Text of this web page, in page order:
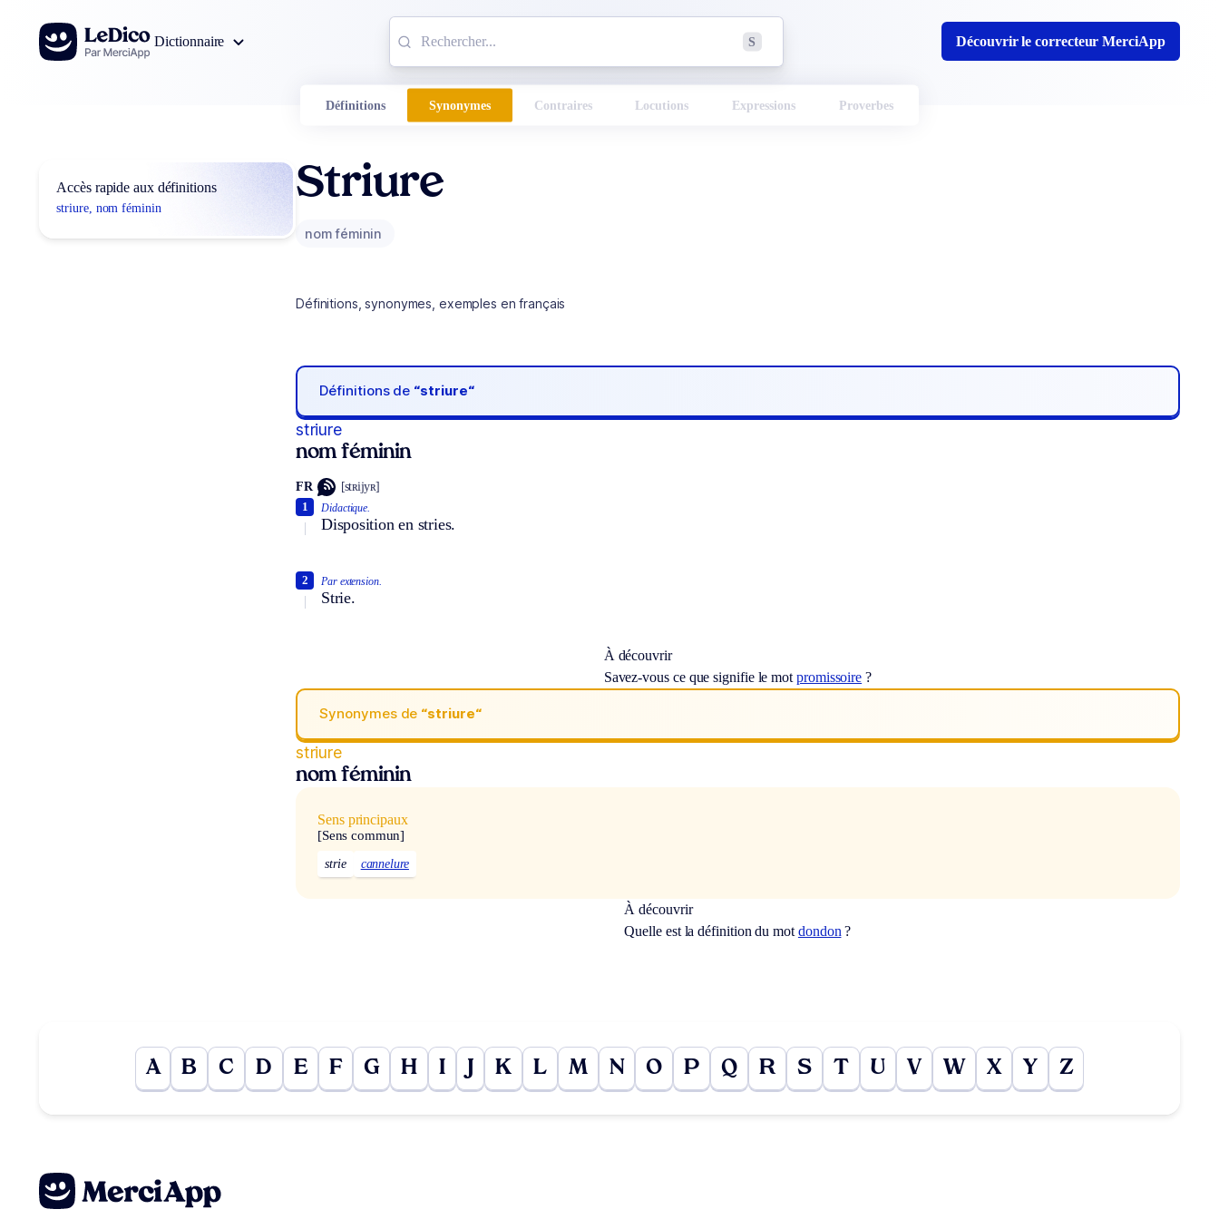
Aller au contenu
Dictionnaire
S Découvrir le correcteur MerciApp
Définitions Synonymes Contraires Locutions Expressions Proverbes
Accès rapide aux définitions
striure, nom féminin
Striure
nom féminin
Définitions, synonymes, exemples en français
Définitions de “striure“
striure
nom féminin
FR [stʀijyʀ]
Didactique.
Disposition en stries.
1
Par extension.
Strie.
2
À découvrir
Savez-vous ce que signifie le motpromissoire ?
Synonymes de “striure“
striure
nom féminin
Sens principaux
[Sens commun]
strie cannelure
À découvrir
Quelle est la définition du mot dondon ?
A B C D E F G H I J K L M N O P Q R S T U V W X Y Z